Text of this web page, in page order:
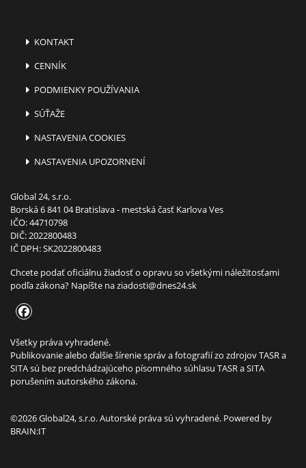
KONTAKT
CENNÍK
PODMIENKY POUŽÍVANIA
SÚŤAŽE
NASTAVENIA COOKIES
NASTAVENIA UPOZORNENÍ
Global 24, s.r.o.
Borská 6 841 04 Bratislava - mestská časť Karlova Ves
IČO: 44710798
DIČ: 2022800483
IČ DPH: SK2022800483
Chcete podať oficiálnu žiadosť o opravu so všetkými náležitosťami
podľa zákona? Napíšte naziadosti@dnes24.sk
Všetky práva vyhradené.
Publikovanie alebo ďalšie šírenie správ a fotografií zo zdrojov TASR a
SITA sú bez predchádzajúceho písomného súhlasu TASR a SITA
porušením autorského zákona.
©2026 Global24, s.r.o. Autorské práva sú vyhradené. Powered by
BRAIN:IT